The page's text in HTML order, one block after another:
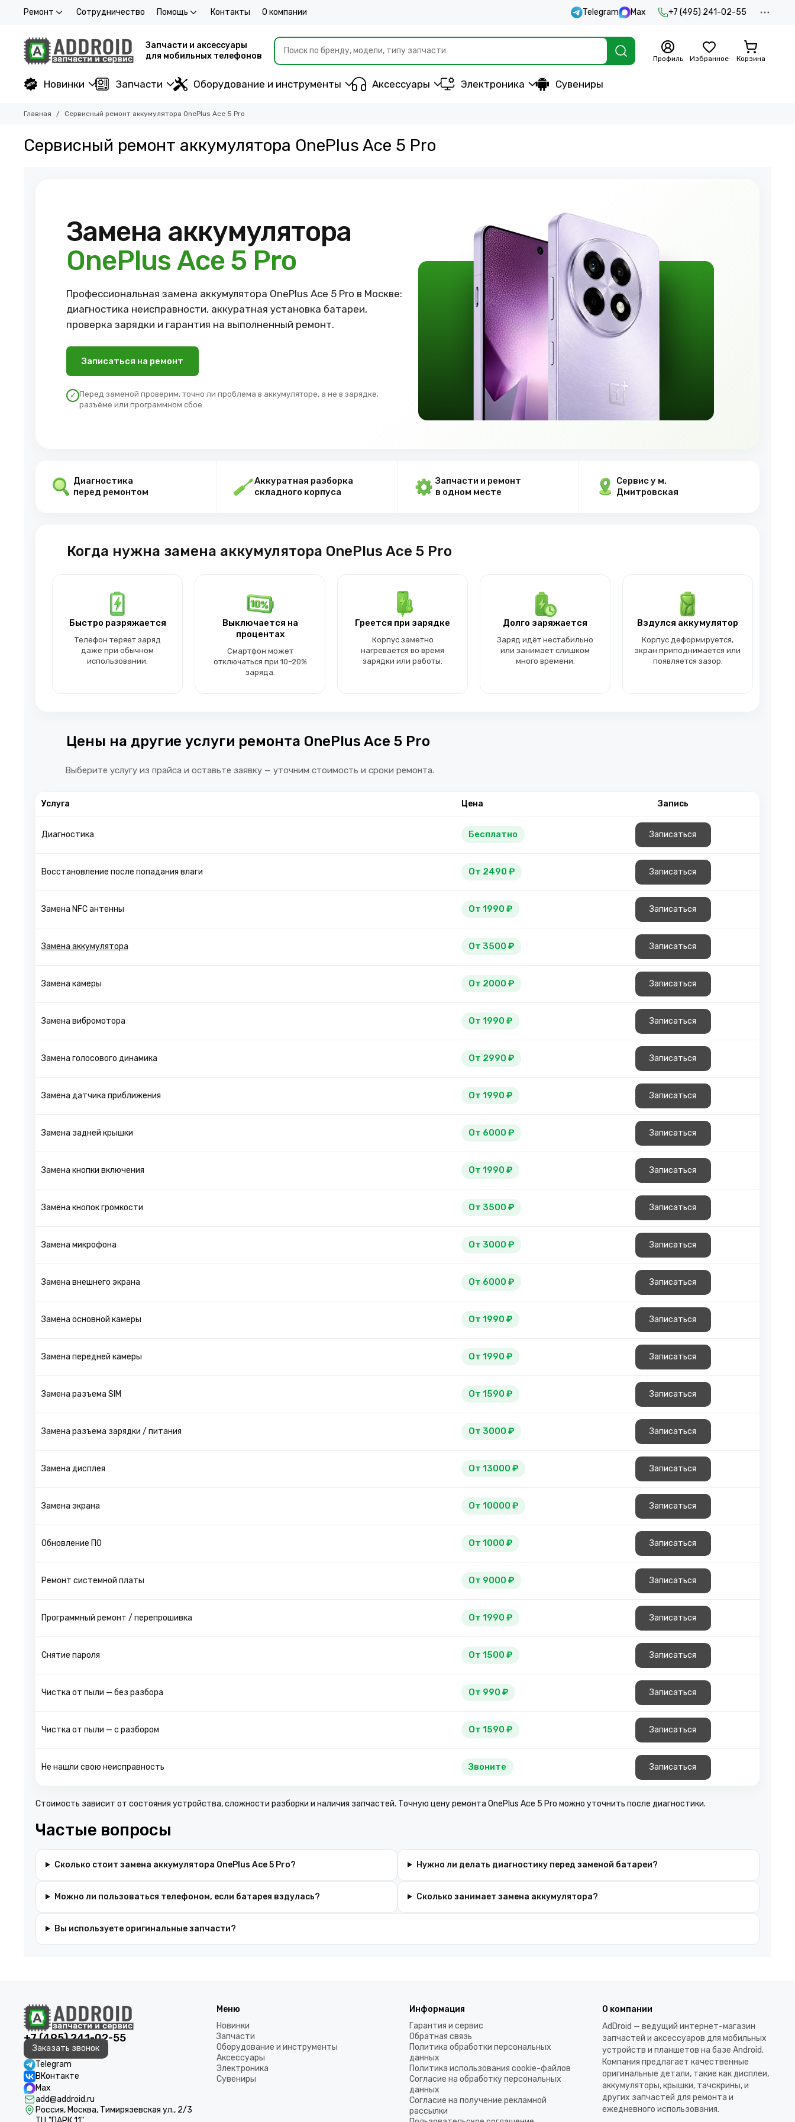
Ремонт Сотрудничество Помощь Контакты О компании Telegram Max +7 (495) 241-02-55
Запчасти и аксессуары
для мобильных телефонов
Профиль Избранное Корзина
Новинки Запчасти Оборудование и инструменты Аксессуары Электроника Сувениры
Главная Сервисный ремонт аккумулятора OnePlus Ace 5 Pro
Сервисный ремонт аккумулятора OnePlus Ace 5 Pro
Замена аккумулятора
OnePlus Ace 5 Pro
Профессиональная замена аккумулятора OnePlus Ace 5 Pro в Москве:
диагностика неисправности, аккуратная установка батареи,
проверка зарядки и гарантия на выполненный ремонт.
Записаться на ремонт
✓ Перед заменой проверим, точно ли проблема в аккумуляторе, а не в зарядке,
разъёме или программном сбое.
Диагностика
перед ремонтом
Аккуратная разборка
складного корпуса
Запчасти и ремонт
в одном месте
Сервис у м.
Дмитровская
Когда нужна замена аккумулятора OnePlus Ace 5 Pro
Быстро разряжается
Телефон теряет заряд
даже при обычном
использовании.
Выключается на
процентах
Смартфон может
отключаться при 10–20%
заряда.
Греется при зарядке
Корпус заметно
нагревается во время
зарядки или работы.
Долго заряжается
Заряд идёт нестабильно
или занимает слишком
много времени.
Вздулся аккумулятор
Корпус деформируется,
экран приподнимается или
появляется зазор.
Цены на другие услуги ремонта OnePlus Ace 5 Pro
Выберите услугу из прайса и оставьте заявку — уточним стоимость и сроки ремонта.
Услуга Цена Запись
Диагностика Бесплатно Записаться
Восстановление после попадания влаги От 2490 ₽ Записаться
Замена NFC антенны От 1990 ₽ Записаться
Замена аккумулятора От 3500 ₽ Записаться
Замена камеры От 2000 ₽ Записаться
Замена вибромотора От 1990 ₽ Записаться
Замена голосового динамика От 2990 ₽ Записаться
Замена датчика приближения От 1990 ₽ Записаться
Замена задней крышки От 6000 ₽ Записаться
Замена кнопки включения От 1990 ₽ Записаться
Замена кнопок громкости От 3500 ₽ Записаться
Замена микрофона От 3000 ₽ Записаться
Замена внешнего экрана От 6000 ₽ Записаться
Замена основной камеры От 1990 ₽ Записаться
Замена передней камеры От 1990 ₽ Записаться
Замена разъема SIM От 1590 ₽ Записаться
Замена разъема зарядки / питания От 3000 ₽ Записаться
Замена дисплея От 13000 ₽ Записаться
Замена экрана От 10000 ₽ Записаться
Обновление ПО От 1000 ₽ Записаться
Ремонт системной платы От 9000 ₽ Записаться
Программный ремонт / перепрошивка От 1990 ₽ Записаться
Снятие пароля От 1500 ₽ Записаться
Чистка от пыли — без разбора От 990 ₽ Записаться
Чистка от пыли — с разбором От 1590 ₽ Записаться
Не нашли свою неисправность Звоните Записаться
Стоимость зависит от состояния устройства, сложности разборки и наличия запчастей. Точную цену ремонта OnePlus Ace 5 Pro можно уточнить после диагностики.
Частые вопросы
Сколько стоит замена аккумулятора OnePlus Ace 5 Pro? Нужно ли делать диагностику перед заменой батареи?
Можно ли пользоваться телефоном, если батарея вздулась? Сколько занимает замена аккумулятора?
Вы используете оригинальные запчасти?
+7 (495) 241-02-55
Заказать звонок
Telegram
ВКонтакте
Max
add@addroid.ru
Россия, Москва, Тимирязевская ул., 2/3
Меню
Новинки
Запчасти
Оборудование и инструменты
Аксессуары
Электроника
Сувениры
Информация
Гарантия и сервис
Обратная связь
Политика обработки персональных
данных
Политика использования cookie-файлов
Согласие на обработку персональных
данных
Согласие на получение рекламной
рассылки
О компании
AdDroid — ведущий интернет-магазин
запчастей и аксессуаров для мобильных
устройств и планшетов на базе Android.
Компания предлагает качественные
оригинальные детали, такие как дисплеи,
аккумуляторы, крышки, тачскрины, и
других запчастей для ремонта и
ежедневного использования.​